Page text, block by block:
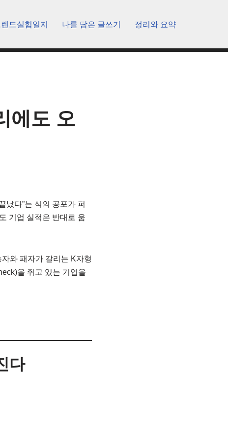
렌드실험일지 나를 담은 글쓰기 정리와 요약
에도 오
났다”는 식의 공포가 퍼
기업 실적은 반대로 움
와 패자가 갈리는 K자형
을 쥐고 있는 기업을
다